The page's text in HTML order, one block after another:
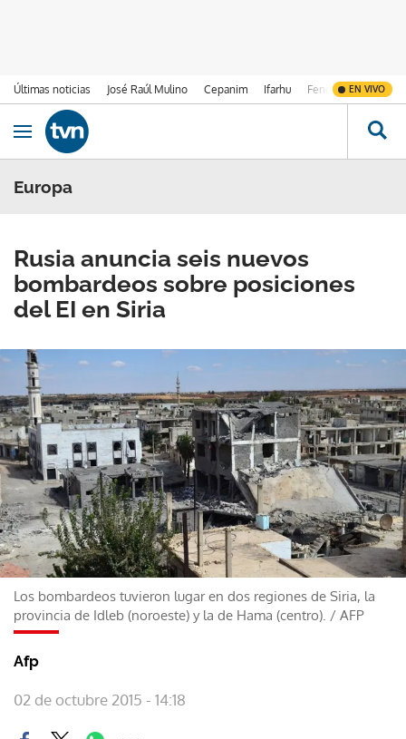
Últimas noticias José Raúl Mulino Cepanim Ifarhu Fenómeno de El
EN VIVO
Ir al contenido
Obrir navegació
Europa
Rusia anuncia seis nuevos
bombardeos sobre posiciones
del EI en Siria
Los bombardeos tuvieron lugar en dos regiones de Siria, la
provincia de Idleb (noroeste) y la de Hama (centro). / AFP
Afp
02 de octubre 2015 - 14:18